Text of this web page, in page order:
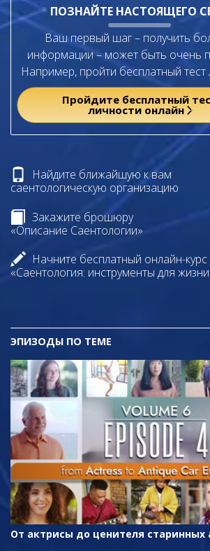
ПОЗНАЙТЕ НАСТОЯЩЕГО
Ваш первый шаг – получить
информации – может быть очень
Например, пройти бесплатный тест
Пройдите бесплатный
личности онлайн
Найдите ближайшую к вам
саентологическую организацию
Закажите брошюру
«Описание Саентологии»
Начните бесплатный онлайн-курс
«Саентология: инструменты для
ЭПИЗОДЫ ПО ТЕМЕ
От актрисы до ценителя старинных